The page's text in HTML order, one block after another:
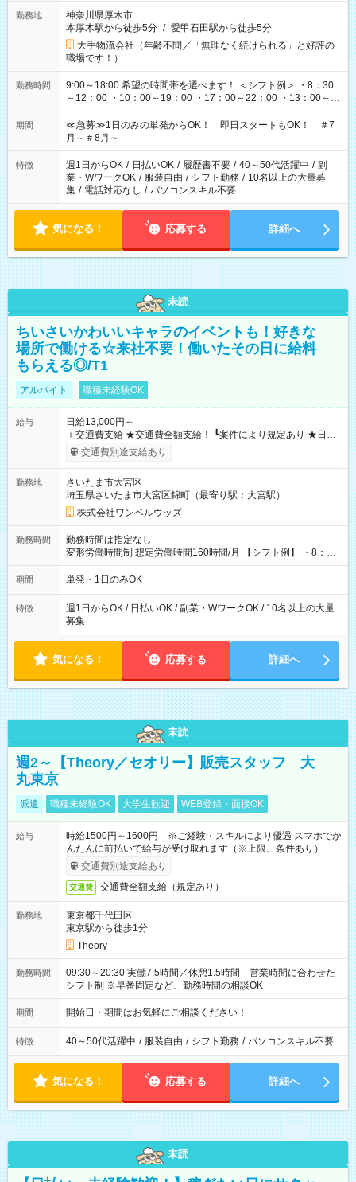
勤務地
神奈川県厚木市
本厚木駅から徒歩5分 / 愛甲石田駅から徒歩5分
大手物流会社（年齢不問／「無理なく続けられる」と好評の
職場です！）
勤務時間
9:00～18:00 希望の時間帯を選べます！ ＜シフト例＞ ・8：30
～12：00 ・10：00～19：00 ・17：00～22：00 ・13：00～
22：00 ・22：00～翌6：00 など
期間
≪急募≫1日のみの単発からOK！ 即日スタートもOK！ ＃7
月～＃8月～
特徴 週1日からOK / 日払いOK / 履歴書不要 / 40～50代活躍中 / 副
業・WワークOK / 服装自由 / シフト勤務 / 10名以上の大量募
集 / 電話対応なし / パソコンスキル不要
気になる！ 応募する 詳細へ
未読
ちいさいかわいいキャラのイベントも！好きな
場所で働ける☆来社不要！働いたその日に給料
もらえる◎/T1
アルバイト 職種未経験OK
給与
日給13,000円～
＋交通費支給 ★交通費全額支給！ ┗案件により規定あり ★日払
いOK！（規定あり） ┗働いたその日に現金GET♪ お仕事後はコ
ンビニATMから 日払い分を引き落とせます！ 【試用期間】試
交通費別途支給あり
勤務地
さいたま市大宮区
埼玉県さいたま市大宮区錦町（最寄り駅：大宮駅）
株式会社ワンベルウッズ
勤務時間
勤務時間は指定なし
変形労働時間制 想定労働時間160時間/月 【シフト例】 ・8：00
～21：00
期間 単発・1日のみOK
特徴
週1日からOK / 日払いOK / 副業・WワークOK / 10名以上の大量
募集
気になる！ 応募する 詳細へ
未読
週2～【Theory／セオリー】販売スタッフ 大
丸東京
派遣 職種未経験OK 大学生歓迎 WEB登録・面接OK
給与
時給1500円～1600円 ※ご経験・スキルにより優遇 スマホでか
んたんに前払いで給与が受け取れます（※上限、条件あり）
交通費別途支給あり
交通費 交通費全額支給（規定あり）
勤務地
東京都千代田区
東京駅から徒歩1分
Theory
勤務時間
09:30～20:30 実働7.5時間／休憩1.5時間 営業時間に合わせた
シフト制 ※早番固定など、勤務時間の相談OK
期間 開始日・期間はお気軽にご相談ください！
特徴 40～50代活躍中 / 服装自由 / シフト勤務 / パソコンスキル不要
気になる！ 応募する 詳細へ
未読